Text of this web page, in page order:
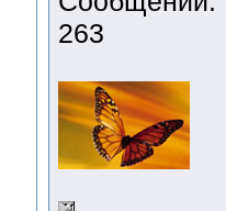
263